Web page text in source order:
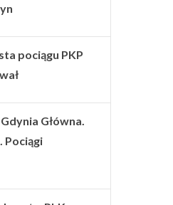
pociągu PKP
Główna.
Pociągi